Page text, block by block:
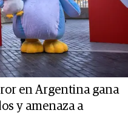
en Argentina gana
y amenaza a